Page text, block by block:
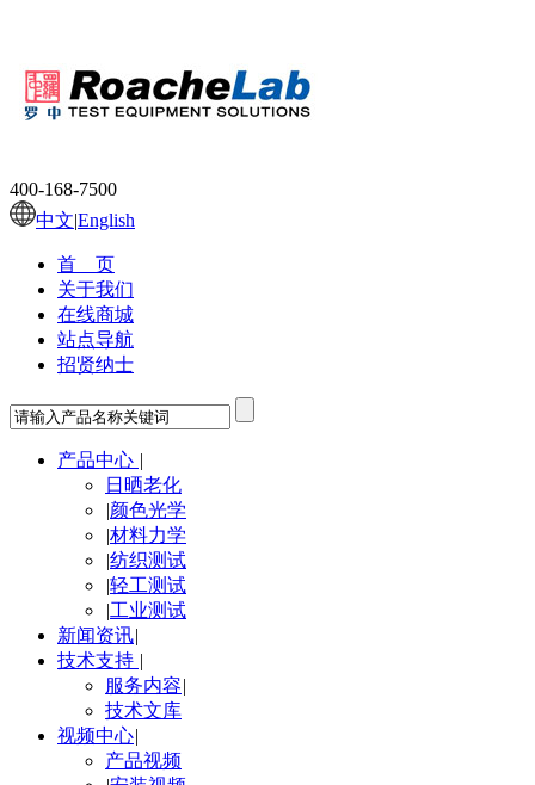
400-168-7500
中文|English
首 页
关于我们
在线商城
站点导航
招贤纳士
产品中心 |
日晒老化
|颜色光学
|材料力学
|纺织测试
|轻工测试
|工业测试
新闻资讯|
技术支持 |
服务内容|
技术文库
视频中心|
产品视频